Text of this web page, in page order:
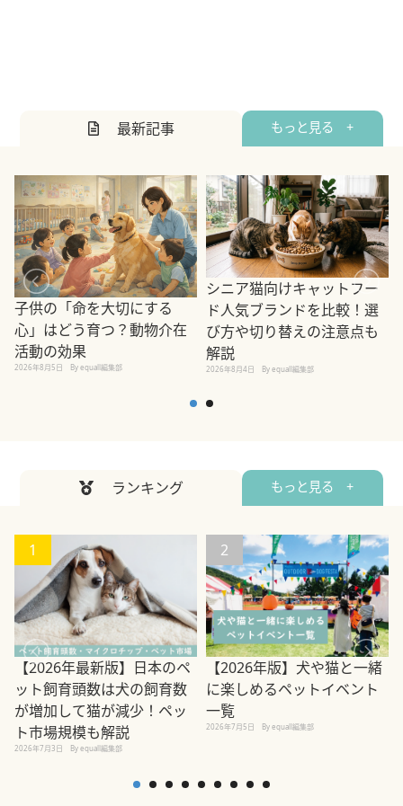
最新記事 もっと見る +
子供の「命を大切にする
心」はどう育つ？動物介在
活動の効果
2026年8月5日 By equall編集部
シニア猫向けキャットフー
ド人気ブランドを比較！選
び方や切り替えの注意点も
解説
2026年8月4日 By equall編集部
ランキング もっと見る +
1
【2026年最新版】日本のペ
ット飼育頭数は犬の飼育数
が増加して猫が減少！ペッ
ト市場規模も解説
2026年7月3日 By equall編集部
2
【2026年版】犬や猫と一緒
に楽しめるペットイベント
一覧
2026年7月5日 By equall編集部